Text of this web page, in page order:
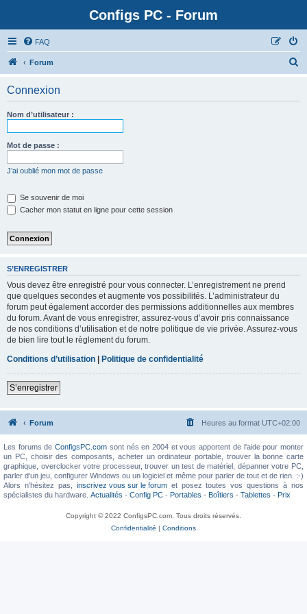
Configs PC - Forum
FAQ
Forum
Connexion
Nom d’utilisateur :
Mot de passe :
J’ai oublié mon mot de passe
Se souvenir de moi
Cacher mon statut en ligne pour cette session
S’ENREGISTRER
Vous devez être enregistré pour vous connecter. L’enregistrement ne prend
que quelques secondes et augmente vos possibilités. L’administrateur du
forum peut également accorder des permissions additionnelles aux membres
du forum. Avant de vous enregistrer, assurez-vous d’avoir pris connaissance
de nos conditions d’utilisation et de notre politique de vie privée. Assurez-vous
de bien lire tout le règlement du forum.
Conditions d’utilisation | Politique de confidentialité
S’enregistrer
Forum Heures au format UTC+02:00
Les forums deConfigsPC.com sont nés en 2004 et vous apportent de l'aide pour monter
un PC, choisir des composants, acheter un ordinateur portable, trouver la bonne carte
graphique, overclocker votre processeur, trouver un test de matériel, dépanner votre PC,
parler d'un jeu, configurer Windows ou un logiciel et même pour parler de tout et de rien. :-)
Alors n'hésitez pas, inscrivez vous sur le forumet posez toutes vos questions à nos
spécialistes du hardware. Actualités - Config PC - Portables - Boîtiers - Tablettes - Prix
Copyright © 2022 ConfigsPC.com. Tous droits réservés.
Confidentialité | Conditions